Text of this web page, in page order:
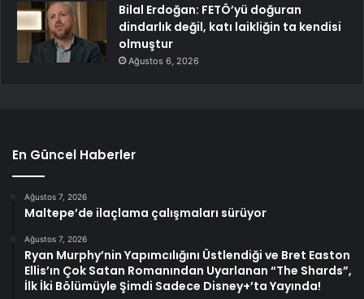
Bilal Erdoğan: FETÖ’yü doğuran
dindarlık değil, katı laikliğin ta kendisi
olmuştur
Ağustos 6, 2026
En Güncel Haberler
Ağustos 7, 2026
Maltepe’de ilaçlama çalışmaları sürüyor
Ağustos 7, 2026
Ryan Murphy’nin Yapımcılığını Üstlendiği ve Bret Easton
Ellis’ın Çok Satan Romanından Uyarlanan “The Shards”,
İlk İki Bölümüyle Şimdi Sadece Disney+’ta Yayında!